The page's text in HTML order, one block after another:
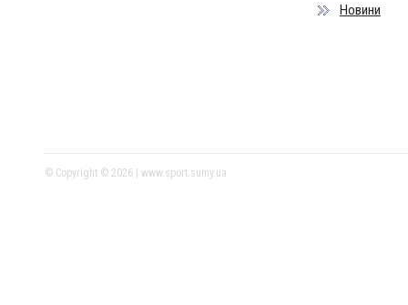
Новини
© Copyright © 2026 | www.sport.sumy.ua